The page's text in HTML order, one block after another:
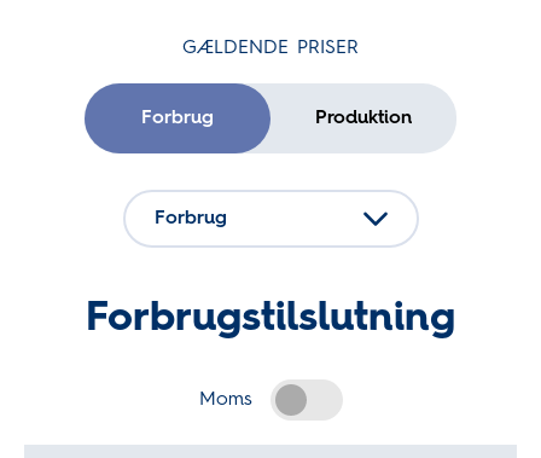
GÆLDENDE PRISER
Forbrug Produktion
Forbrug
Forbrugstilslutning
Moms